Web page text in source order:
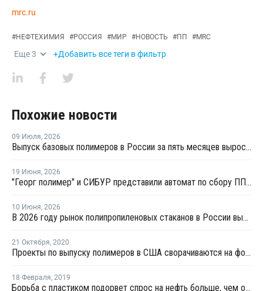
mrc.ru
#НЕФТЕХИМИЯ #РОССИЯ #МИР #НОВОСТЬ #ПП #MRC
Еще3 +Добавить все теги в фильтр
Похожие новости
09 Июля, 2026
Выпуск базовых полимеров в России за пять месяцев вырос на 3,8%
19 Июня, 2026
"Георг полимер" и СИБУР представили автомат по сбору ПП-тары для переработки
10 Июня, 2026
В 2026 году рынок полипропиленовых стаканов в России вырастет на 20–22%
21 Октября, 2020
Проекты по выпуску полимеров в США сворачиваются на фоне снижения рентабельности
18 Февраля, 2019
Борьба с пластиком подорвет спрос на нефть больше, чем ожидалось - Financial Times